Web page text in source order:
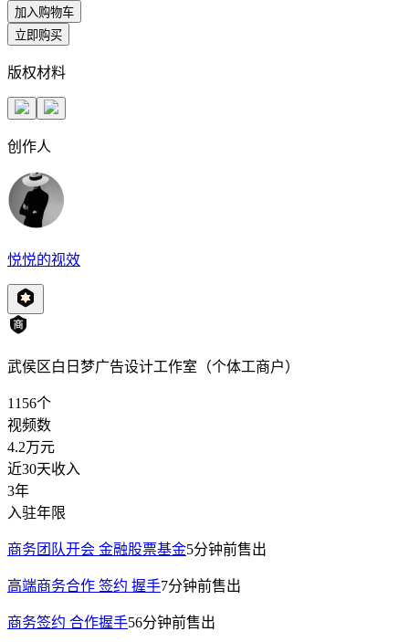
加入购物车
立即购买
版权材料
创作人
悦悦的视效
武侯区白日梦广告设计工作室（个体工商户）
1156个
视频数
4.2万元
近30天收入
3年
入驻年限
商务团队开会 金融股票基金5分钟前售出
高端商务合作 签约 握手7分钟前售出
商务签约 合作握手56分钟前售出